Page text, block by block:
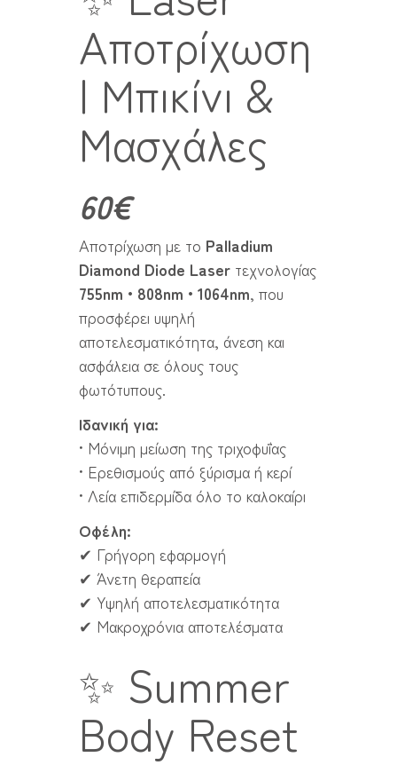
Αποτρίχωση
| Μπικίνι &
Μασχάλες
60€
Αποτρίχωση με το Palladium
Diamond Diode Laser τεχνολογίας
755nm • 808nm • 1064nm, που
προσφέρει υψηλή
αποτελεσματικότητα, άνεση και
ασφάλεια σε όλους τους
φωτότυπους.
Ιδανική για:
• Μόνιμη μείωση της τριχοφυΐας
• Ερεθισμούς από ξύρισμα ή κερί
• Λεία επιδερμίδα όλο το καλοκαίρι
Οφέλη:
✔ Γρήγορη εφαρμογή
✔ Άνετη θεραπεία
✔ Υψηλή αποτελεσματικότητα
✔ Μακροχρόνια αποτελέσματα
✨ Summer
Body Reset